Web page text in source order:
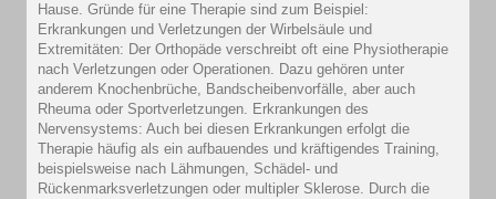
Hause. Gründe für eine Therapie sind zum Beispiel:
Erkrankungen und Verletzungen der Wirbelsäule und
Extremitäten: Der Orthopäde verschreibt oft eine Physiotherapie
nach Verletzungen oder Operationen. Dazu gehören unter
anderem Knochenbrüche, Bandscheibenvorfälle, aber auch
Rheuma oder Sportverletzungen. Erkrankungen des
Nervensystems: Auch bei diesen Erkrankungen erfolgt die
Therapie häufig als ein aufbauendes und kräftigendes Training,
beispielsweise nach Lähmungen, Schädel- und
Rückenmarksverletzungen oder multipler Sklerose. Durch die